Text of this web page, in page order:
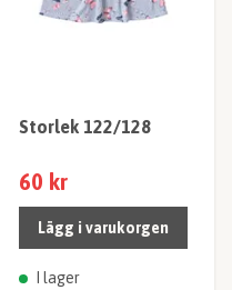
Storlek 122/128
60 kr
Lägg i varukorgen
I lager